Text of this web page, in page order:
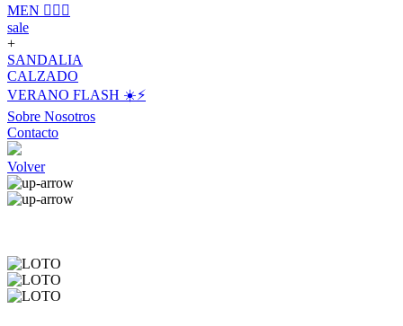
MEN 🙋🏽‍♂️
sale
+
SANDALIA
CALZADO
VERANO FLASH ☀️⚡️
Sobre Nosotros
Contacto
Volver